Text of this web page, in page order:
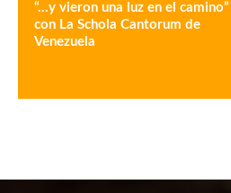
“…y vieron una luz en el camino”
con La Schola Cantorum de
Venezuela